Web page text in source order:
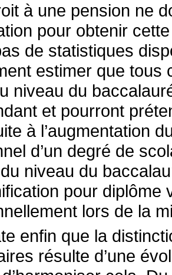
à une pension ne
pour obtenir
de statistiques
estimer que tous
niveau du
et pourront
à l’augmentation
d’un degré de
niveau du
pour
lors de la
enfin que la
résulte d’une